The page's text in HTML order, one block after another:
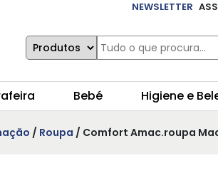
NEWSLETTER
Bebé Higiene e
/ Roupa / Comfort Amac.roupa